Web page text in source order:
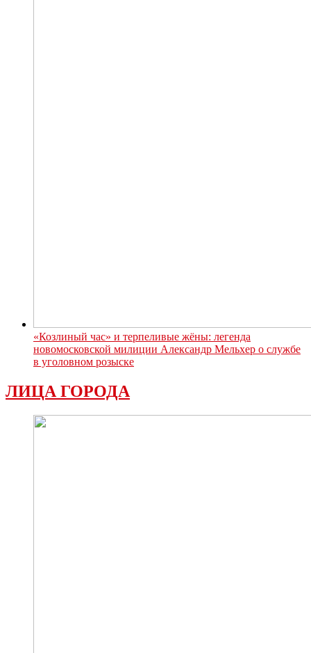
«Козлиный час» и терпеливые жёны: легенда
новомосковской милиции Александр Мельхер о службе
в уголовном розыске
ЛИЦА ГОРОДА